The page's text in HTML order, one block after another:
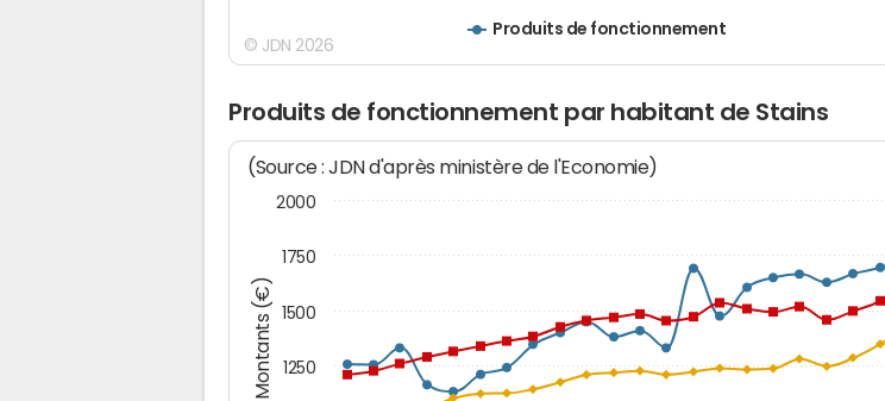
Produits de fonctionnement
© JDN 2026
Produits de fonctionnement par habitant de Stains
Montants (€)
(Source : JDN d'après ministère de l'Economie)
1250
1500
1750
2000